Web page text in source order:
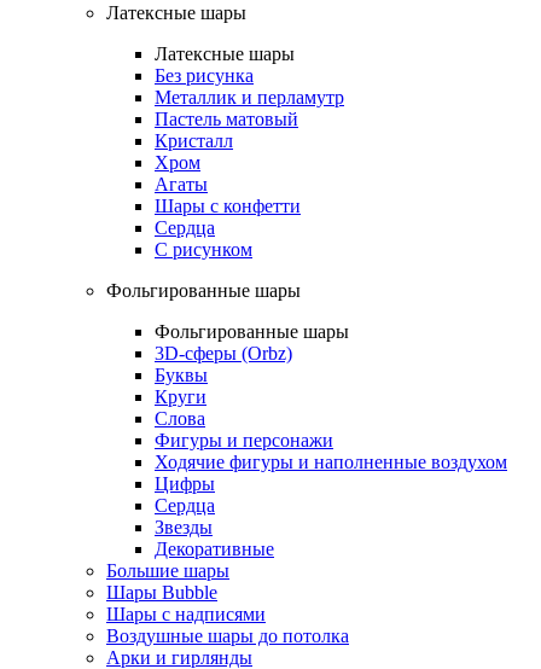
Латексные шары
Латексные шары
Без рисунка
Металлик и перламутр
Пастель матовый
Кристалл
Хром
Агаты
Шары с конфетти
Сердца
С рисунком
Фольгированные шары
Фольгированные шары
3D-сферы (Orbz)
Буквы
Круги
Слова
Фигуры и персонажи
Ходячие фигуры и наполненные воздухом
Цифры
Сердца
Звезды
Декоративные
Большие шары
Шары Bubble
Шары с надписями
Воздушные шары до потолка
Арки и гирлянды